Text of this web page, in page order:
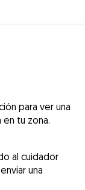
para ver una
tu zona.
al cuidador
una